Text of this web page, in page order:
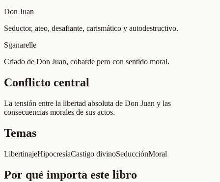
Don Juan
Seductor, ateo, desafiante, carismático y autodestructivo.
Sganarelle
Criado de Don Juan, cobarde pero con sentido moral.
Conflicto central
La tensión entre la libertad absoluta de Don Juan y las
consecuencias morales de sus actos.
Temas
LibertinajeHipocresíaCastigo divinoSeducciónMoral
Por qué importa este libro